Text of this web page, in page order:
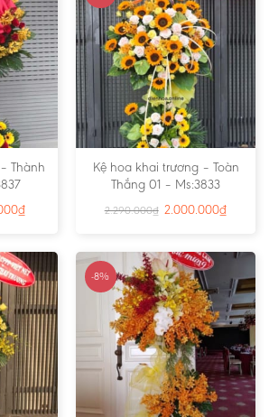
Thành
₫
Kệ hoa khai trương – Toàn
Thắng 01 – Ms:3833
2.290.000₫ 2.000.000₫
-8%